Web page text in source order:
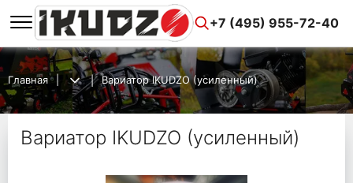
+7 (495) 955-72-40
Главная Вариатор IKUDZO (усиленный)
Вариатор IKUDZO (усиленный)